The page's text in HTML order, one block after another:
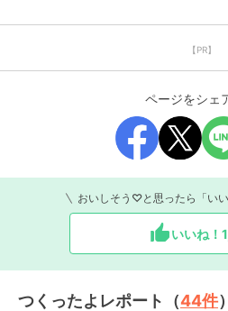
【PR】
ページをシェ
おいしそう♡と思ったら「い
いいね！
つくったよレポート（44件）